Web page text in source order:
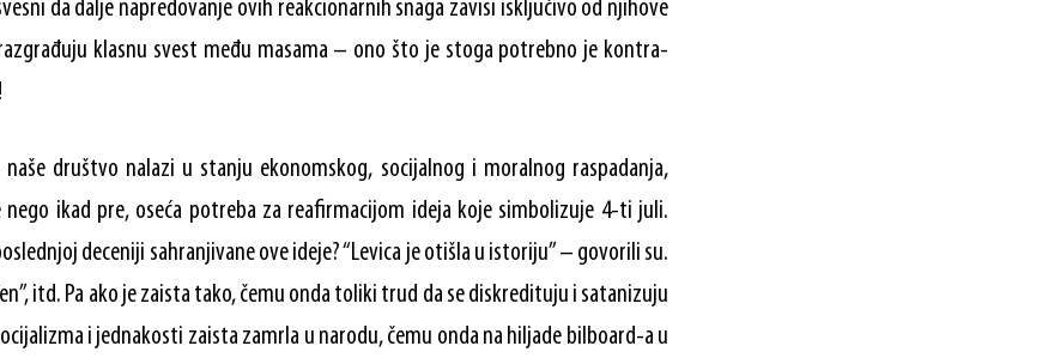
da dalje napredovanje ovih reakcionarnih snaga zavisi isključivo od njihove
klasnu svest među masama – ono što je stoga potrebno je kontra-
naše društvo nalazi u stanju ekonomskog, socijalnog i moralnog raspadanja,
nego ikad pre, oseća potreba za reafirmacijom ideja koje simbolizuje 4-ti juli.
deceniji sahranjivane ove ideje? “Levica je otišla u istoriju” – govorili su.
itd. Pa ako je zaista tako, čemu onda toliki trud da se diskredituju i satanizuju
i jednakosti zaista zamrla u narodu, čemu onda na hiljade bilboard-a u